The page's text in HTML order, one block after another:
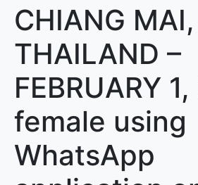
CHIANG MAI,
THAILAND –
FEBRUARY
female using
WhatsApp